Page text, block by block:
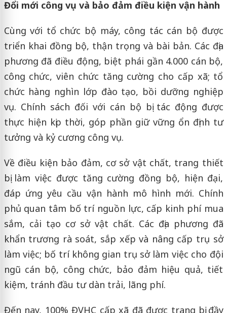
Đổi mới công vụ và bảo đảm điều kiện vận hành
Cùng với tổ chức bộ máy, công tác cán bộ được
triển khai đồng bộ, thận trọng và bài bản. Các địa
phương đã điều động, biệt phái gần 4.000 cán bộ,
công chức, viên chức tăng cường cho cấp xã; tổ
chức hàng nghìn lớp đào tạo, bồi dưỡng nghiệp
vụ. Chính sách đối với cán bộ bị tác động được
thực hiện kịp thời, góp phần giữ vững ổn định tư
tưởng và kỷ cương công vụ.
Về điều kiện bảo đảm, cơ sở vật chất, trang thiết
bị làm việc được tăng cường đồng bộ, hiện đại,
đáp ứng yêu cầu vận hành mô hình mới. Chính
phủ quan tâm bố trí nguồn lực, cấp kinh phí mua
sắm, cải tạo cơ sở vật chất. Các địa phương đã
khẩn trương rà soát, sắp xếp và nâng cấp trụ sở
làm việc; bố trí không gian trụ sở làm việc cho đội
ngũ cán bộ, công chức, bảo đảm hiệu quả, tiết
kiệm, tránh đầu tư dàn trải, lãng phí.
Đến nay, 100% ĐVHC cấp xã đã được trang bị đầy